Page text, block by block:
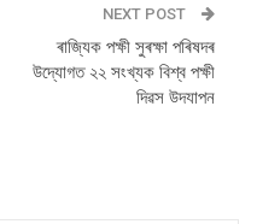
NEXT POST
ৰাজ্যিক পক্ষী সুৰক্ষা পৰিষদৰ
উদ্যোগত ২২ সংখ্যক বিশ্ব পক্ষী
দিৱস উদযাপন